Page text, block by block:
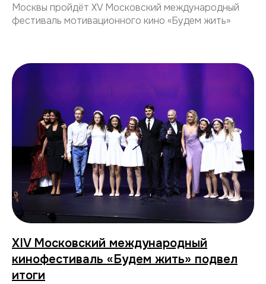
Москвы пройдёт ХV Московский международный
фестиваль мотивационного кино «Будем жить»
XIV Московский международный
кинофестиваль «Будем жить» подвел
итоги